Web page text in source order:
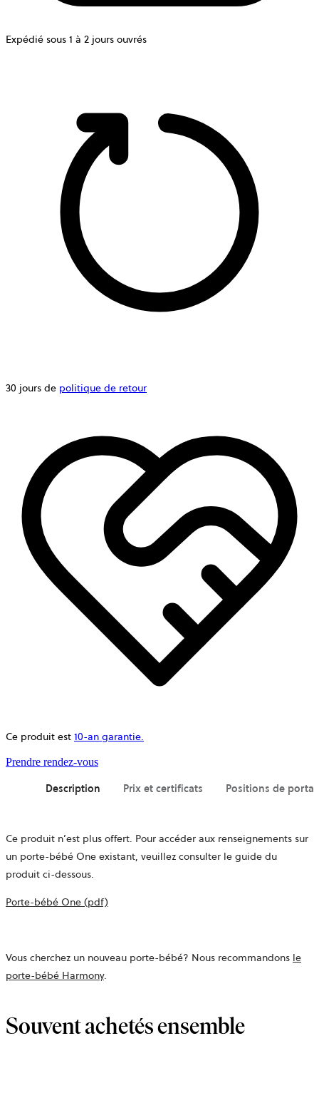
Expédié sous 1 à 2 jours ouvrés
30 jours de politique de retour
Ce produit est 10-an garantie.
Prendre rendez-vousouvre
un
Description Prix et certificats Positions de
Ce produit n’est plus offert. Pour accéder aux renseignements sur
un porte-bébé One existant, veuillez consulter le guide du
produit ci-dessous.
Porte-bébé One (pdf)
Vous cherchez un nouveau porte-bébé? Nous recommandons le
porte-bébé Harmony.
Souvent achetés ensemble